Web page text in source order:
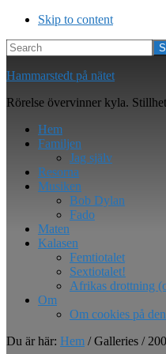
Skip to content
Search
Hammarstedt på nätet
Rörelse övervinner kyla.
Hem
Familjen
Jag själv
Resorna
Musiken
Bob Dylan
Fado
Maten
Kalasen
Femtiotalet
Sextiotalet!
Afrikas drottning
Om
Om cookies på
Du är här: Hem /Galleries /